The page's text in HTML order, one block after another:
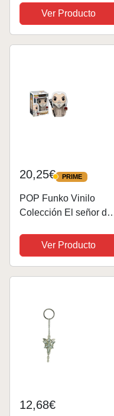
Ver Producto
20,25€ PRIME
PRIME
POP Funko Vinilo
Colección El señor de
Saruman (13555)
Ver Producto
12,68€